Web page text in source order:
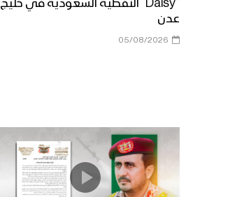
“Daisy” النفطية السعودية في خليج
عدن
05/08/2026